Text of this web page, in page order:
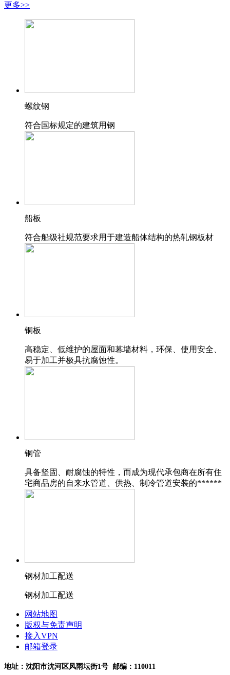
更多>>
螺纹钢
符合国标规定的建筑用钢
船板
符合船级社规范要求用于建造船体结构的热轧钢板材
铜板
高稳定、低维护的屋面和幕墙材料，环保、使用安全、
易于加工并极具抗腐蚀性。
铜管
具备坚固、耐腐蚀的特性，而成为现代承包商在所有住
宅商品房的自来水管道、供热、制冷管道安装的******
钢材加工配送
钢材加工配送
网站地图
版权与免责声明
接入VPN
邮箱登录
地址：沈阳市沈河区风雨坛街1号 邮编：110011